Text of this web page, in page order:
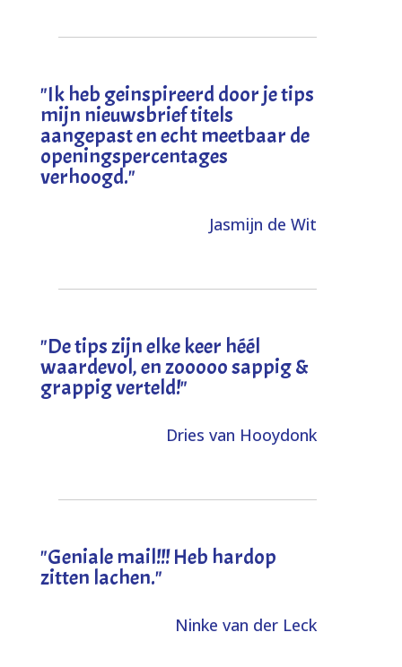
"Ik heb geinspireerd door je tips
mijn nieuwsbrief titels
aangepast en echt meetbaar de
openingspercentages
verhoogd."
Jasmijn de Wit
"De tips zijn elke keer héél
waardevol, en zooooo sappig &
grappig verteld!"
Dries van Hooydonk
"Geniale mail!!! Heb hardop
zitten lachen."
Ninke van der Leck